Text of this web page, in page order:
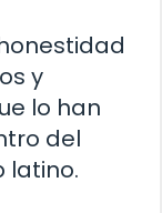
y
lo han
del
latino.